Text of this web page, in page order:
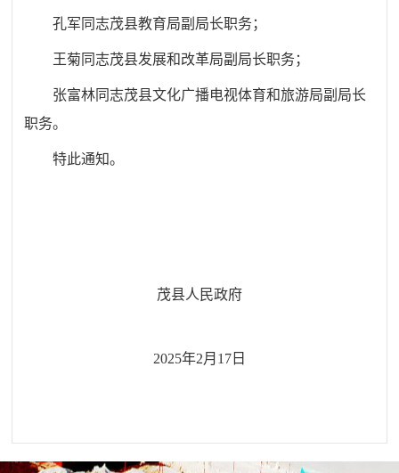
孔军同志茂县教育局副局长职务；
王菊同志茂县发展和改革局副局长职务；
张富林同志茂县文化广播电视体育和旅游局副局长
职务。
特此通知。
茂县人民政府
2025年2月17日